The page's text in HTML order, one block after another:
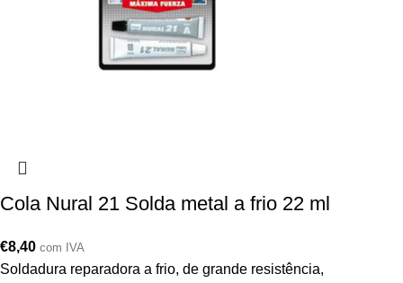
Cola Nural 21 Solda metal a frio 22 ml
€8,40 com IVA
Soldadura reparadora a frio, de grande resistência,